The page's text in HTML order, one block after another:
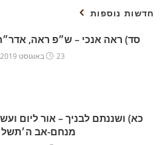
חדשות נוספות
סד) ראה אנכי – ש״פ ראה,
23 באוגוסט 2019
כא) ושננתם לבניך – אור ליום
מנחם-אב